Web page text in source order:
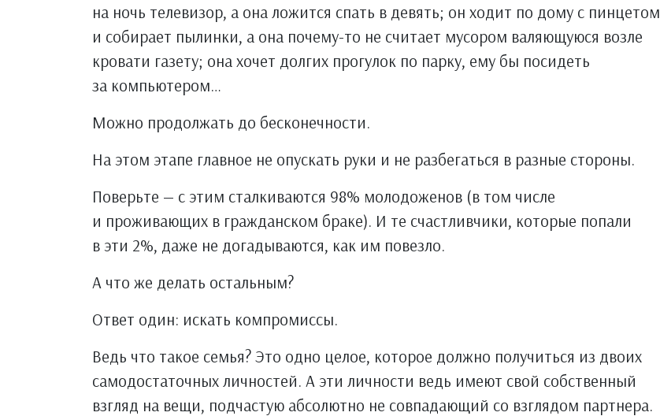
на ночь телевизор, а она ложится спать в девять; он ходит по дому с пинцетом
и собирает пылинки, а она почему-то не считает мусором валяющуюся возле
кровати газету; она хочет долгих прогулок по парку, ему бы посидеть
за компьютером…
Можно продолжать до бесконечности.
На этом этапе главное не опускать руки и не разбегаться в разные стороны.
Поверьте — с этим сталкиваются 98% молодоженов (в том числе
и проживающих в гражданском браке). И те счастливчики, которые попали
в эти 2%, даже не догадываются, как им повезло.
А что же делать остальным?
Ответ один: искать компромиссы.
Ведь что такое семья? Это одно целое, которое должно получиться из двоих
самодостаточных личностей. А эти личности ведь имеют свой собственный
взгляд на вещи, подчастую абсолютно не совпадающий со взглядом партнера.